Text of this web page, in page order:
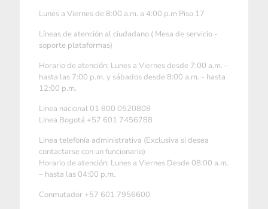
Lunes a Viernes de 8:00 a.m. a 4:00 p.m Piso 17
Líneas de atención al ciudadano ( Mesa de servicio -
soporte plataformas)
Horario de atención: Lunes a Viernes desde 7:00 a.m. –
hasta las 7:00 p.m. y sábados desde 8:00 a.m. - hasta
12:00 p.m.
Linea nacional 01 800 0520808
Linea Bogotá +57 601 7456788
Linea telefonía administrativa (Exclusiva si desea
contactarse con un funcionario)
Horario de atención: Lunes a Viernes Desde 08:00 a.m.
– hasta las 04:00 p.m.
Conmutador +57 601 7956600